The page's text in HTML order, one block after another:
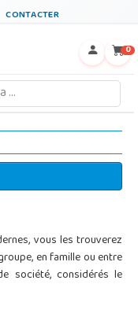
CONTACTER
0
vous les trouverez
en famille ou entre
société, considérés le